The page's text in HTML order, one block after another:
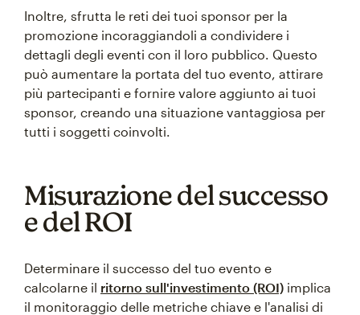
Inoltre, sfrutta le reti dei tuoi sponsor per la
promozione incoraggiandoli a condividere i
dettagli degli eventi con il loro pubblico. Questo
può aumentare la portata del tuo evento, attirare
più partecipanti e fornire valore aggiunto ai tuoi
sponsor, creando una situazione vantaggiosa per
tutti i soggetti coinvolti.
Misurazione del successo
e del ROI
Determinare il successo del tuo evento e
calcolarne il ritorno sull'investimento (ROI) implica
il monitoraggio delle metriche chiave e l'analisi di